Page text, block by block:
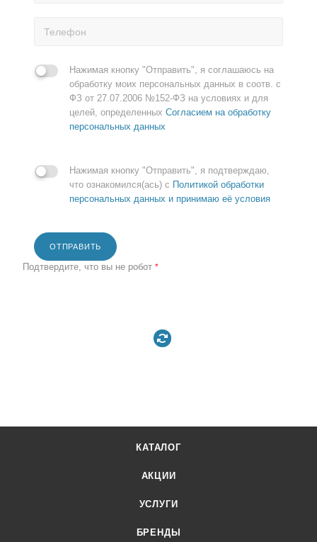
Нажимая кнопку "Отправить", я соглашаюсь на
обработку моих персональных данных в соотв. с
ФЗ от 27.07.2006 №152-ФЗ на условиях и для
целей, определенных Согласием на обработку
персональных данных
Нажимая кнопку "Отправить", я подтверждаю,
что ознакомился(ась) с Политикой обработки
персональных данных и принимаю её условия
ОТПРАВИТЬ
Подтвердите, что вы не робот *
КАТАЛОГ
АКЦИИ
УСЛУГИ
БРЕНДЫ